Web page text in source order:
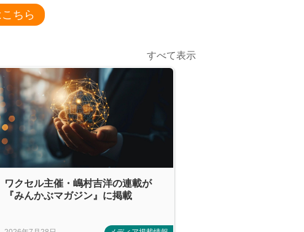
ちら
すべて表示
ワクセル主催・嶋村吉洋の連載が
『みんかぶマガジン』に掲載